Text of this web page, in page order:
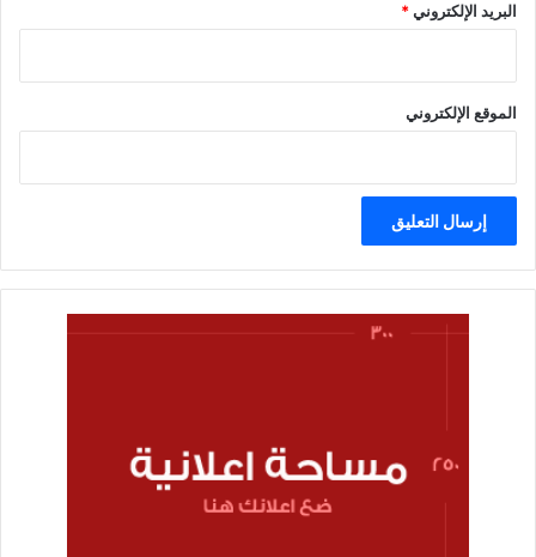
البريد الإلكتروني*
الموقع الإلكتروني